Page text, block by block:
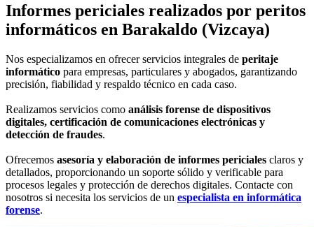
Informes periciales realizados por peritos
informáticos en Barakaldo (Vizcaya)
Nos especializamos en ofrecer servicios integrales de peritaje
informático para empresas, particulares y abogados, garantizando
precisión, fiabilidad y respaldo técnico en cada caso.
Realizamos servicios como análisis forense de dispositivos
digitales, certificación de comunicaciones electrónicas y
detección de fraudes.
Ofrecemos asesoría y elaboración de informes periciales claros y
detallados, proporcionando un soporte sólido y verificable para
procesos legales y protección de derechos digitales. Contacte con
nosotros si necesita los servicios de un especialista en informática
forense.